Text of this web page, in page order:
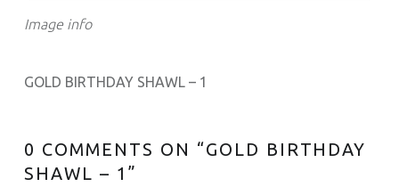
Image info
GOLD BIRTHDAY SHAWL – 1
0 COMMENTS ON “GOLD BIRTHDAY
SHAWL – 1 ”